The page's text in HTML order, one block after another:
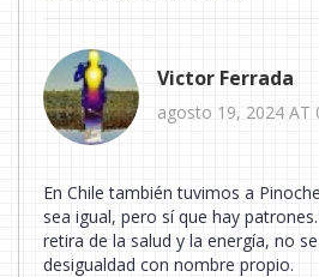
Victor Ferrada
agosto 19, 2024 AT
En Chile también tuvimos a
sea igual, pero sí que hay
retira de la salud y la energía, no
desigualdad con nombre propio.